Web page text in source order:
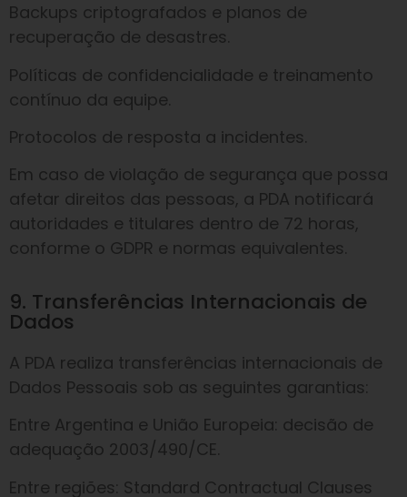
Backups criptografados e planos de
recuperação de desastres.
Políticas de confidencialidade e treinamento
contínuo da equipe.
Protocolos de resposta a incidentes.
Em caso de violação de segurança que possa
afetar direitos das pessoas, a PDA notificará
autoridades e titulares dentro de 72 horas,
conforme o GDPR e normas equivalentes.
9. Transferências Internacionais de
Dados
A PDA realiza transferências internacionais de
Dados Pessoais sob as seguintes garantias:
Entre Argentina e União Europeia: decisão de
adequação 2003/490/CE.
Entre regiões: Standard Contractual Clauses